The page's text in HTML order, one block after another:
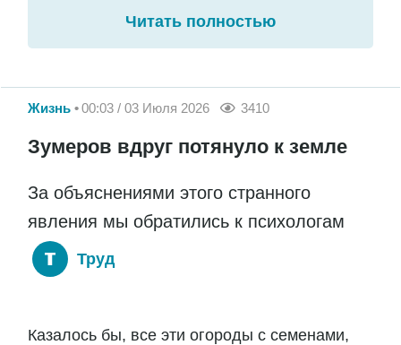
Читать полностью
Жизнь 00:03 / 03 Июля 2026 3410
Зумеров вдруг потянуло к земле
За объяснениями этого странного
явления мы обратились к психологам
Труд
Казалось бы, все эти огороды с семенами,